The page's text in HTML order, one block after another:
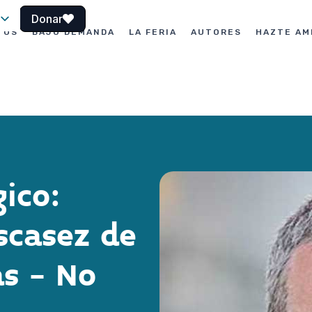
Donar
BAJO DEMANDA LA FERIA AUTORES HAZTE
de
- No